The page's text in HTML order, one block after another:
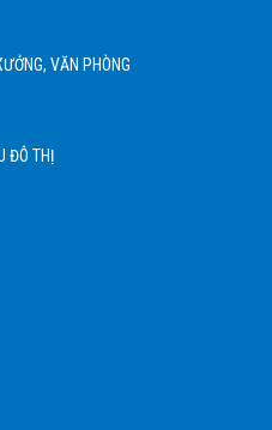
VĂN PHÒNG
ĐÔ THỊ